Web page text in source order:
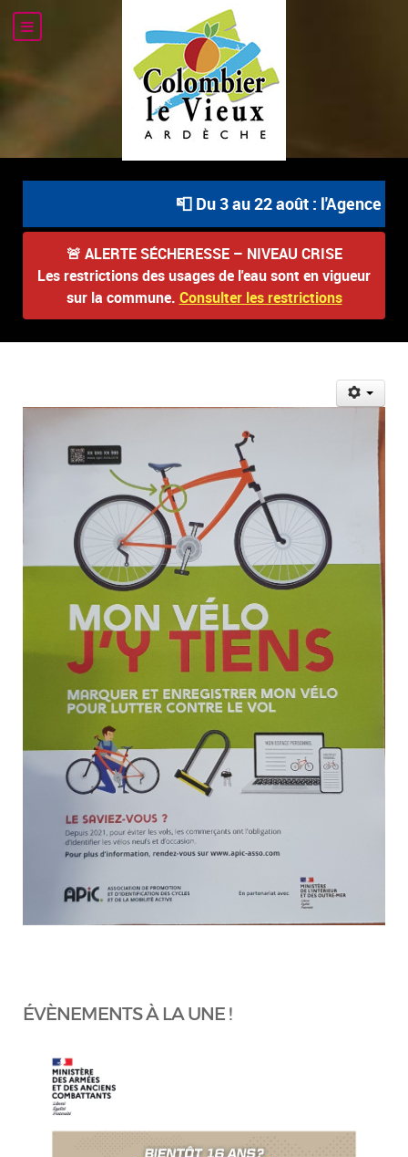
📮 Du 3 au 22 août : l'Agence
🚨 ALERTE SÉCHERESSE – NIVEAU CRISE
Les restrictions des usages de l'eau sont en vigueur
sur la commune. Consulter les restrictions
ÉVÈNEMENTS À LA UNE !